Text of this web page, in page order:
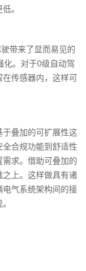
。
带来了显而易见的
化。对于0级自动驾
传感器内，这样可
叠加的可扩展性这
合规功能到舒适性
求。借助可叠加的
上。这样做具有诸
气系统架构间的接